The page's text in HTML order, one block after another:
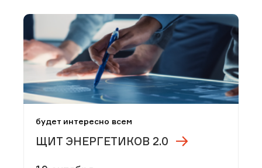
будет интересно всем
ЩИТ ЭНЕРГЕТИКОВ 2.0